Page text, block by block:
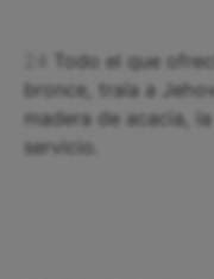
Todo el que
bronce, traía a
madera de acacia,
servicio.